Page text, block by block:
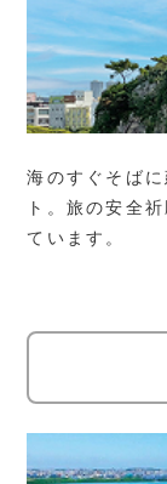
海のすぐそば
ト。旅の安全
ています。